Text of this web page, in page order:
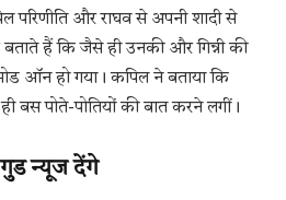
परिणीति और राघव से अपनी शादी से
हैं कि जैसे ही उनकी और गिन्नी की
ऑन हो गया। कपिल ने बताया कि
बस पोते-पोतियों की बात करने लगीं।
गुड न्यूज देंगे